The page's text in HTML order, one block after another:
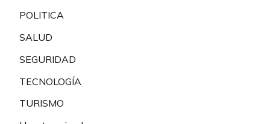
POLITICA
SALUD
SEGURIDAD
TECNOLOGÍA
TURISMO